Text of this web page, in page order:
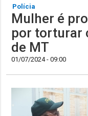
Polícia
Mulher é
por torturar
de MT
01/07/2024 - 09:00